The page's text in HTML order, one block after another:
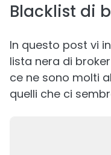
Blacklist di
In questo post vi
lista nera di
ce ne sono molti
quelli che ci